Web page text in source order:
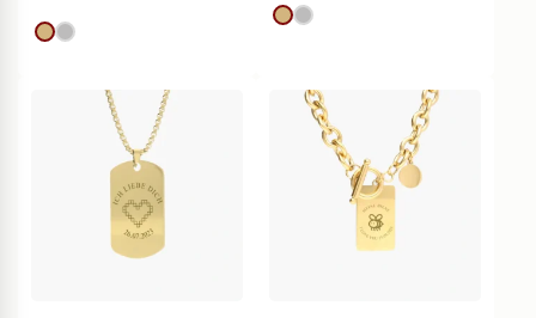
Goldes
silver
Goldes
silver